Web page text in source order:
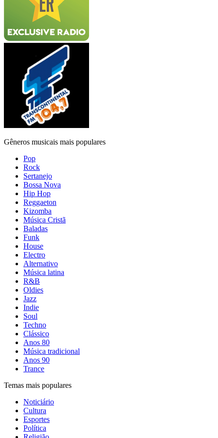
Gêneros musicais mais populares
Pop
Rock
Sertanejo
Bossa Nova
Hip Hop
Reggaeton
Kizomba
Música Cristã
Baladas
Funk
House
Electro
Alternativo
Música latina
R&B
Oldies
Jazz
Indie
Soul
Techno
Clássico
Anos 80
Música tradicional
Anos 90
Trance
Temas mais populares
Noticiário
Cultura
Esportes
Política